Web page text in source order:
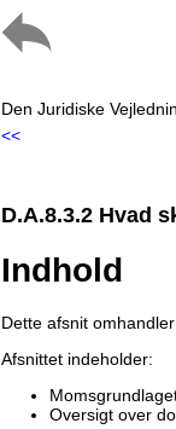
Den Juridiske
<<
D.A.8.3.2 Hvad
Indhold
Dette afsnit
Afsnittet indeholder:
Oversigt over